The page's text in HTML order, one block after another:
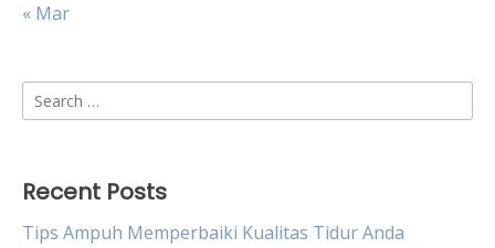
« Mar
Search
for:
Recent Posts
Tips Ampuh Memperbaiki Kualitas Tidur Anda